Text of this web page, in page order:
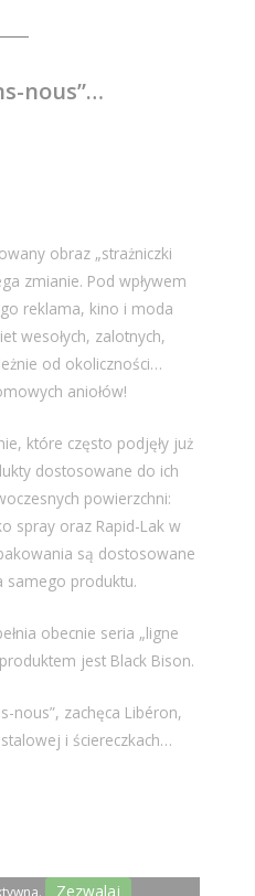
nous”…
obraz „strażniczki
zmianie. Pod wpływem
reklama, kino i moda
wesołych, zalotnych,
od okoliczności…
aniołów!
które często podjęły już
dostosowane do ich
powierzchni:
spray oraz Rapid-Lak w
są dostosowane
samego produktu.
obecnie seria „ligne
jest Black Bison.
nous”, zachęca Libéron,
i ściereczkach…
Zezwalaj